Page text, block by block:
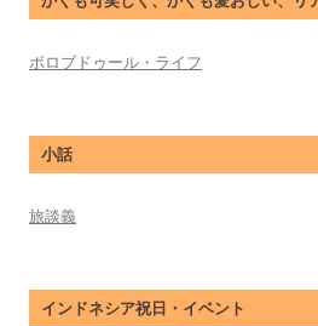
ボロブドゥール・ライフ
小話
旅談義
インドネシア祝日・イベント